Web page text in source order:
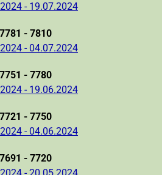
- 19.07.2024
7781 - 7810
- 04.07.2024
7751 - 7780
- 19.06.2024
7721 - 7750
- 04.06.2024
7691 - 7720